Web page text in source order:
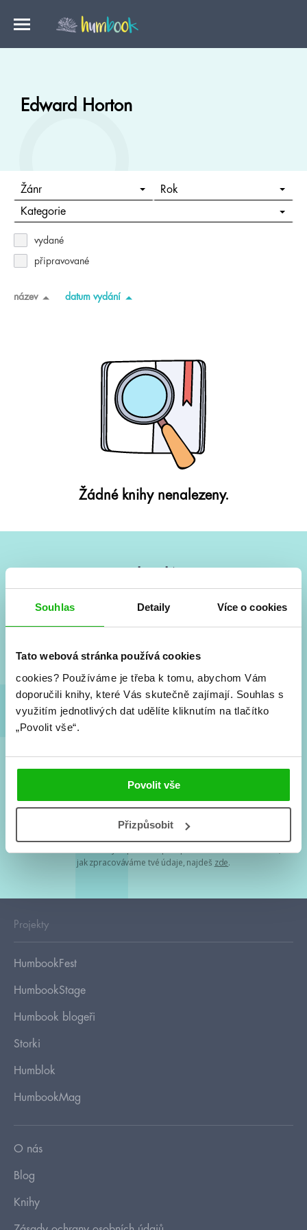
Souhlas Detaily Více o cookies
Tato webová stránka používá cookies
cookies? Používáme je třeba k tomu, abychom Vám
doporučili knihy, které Vás skutečně zajímají. Souhlas s
využitím jednotlivých dat udělíte kliknutím na tlačítko
„Povolit vše“.
Povolit vše
Přizpůsobit
Edward Horton
Žánr Rok
Kategorie
vydané
připravované
název datum vydání
Žádné knihy nenalezeny.
Vše kolem #youngadult každý měsíc rovnou do mailu!
a seriálové adaptace a další.
Souhlasím spodmínkami zpracování osobních údajů
Tvá e-mailová adresa je u nás v bezpečí. Přečti si
jak zpracováváme tvé údaje, najdeš zde.
Projekty
HumbookFest
HumbookStage
Humbook blogeři
Storki
Humblok
HumbookMag
O nás
Blog
Knihy